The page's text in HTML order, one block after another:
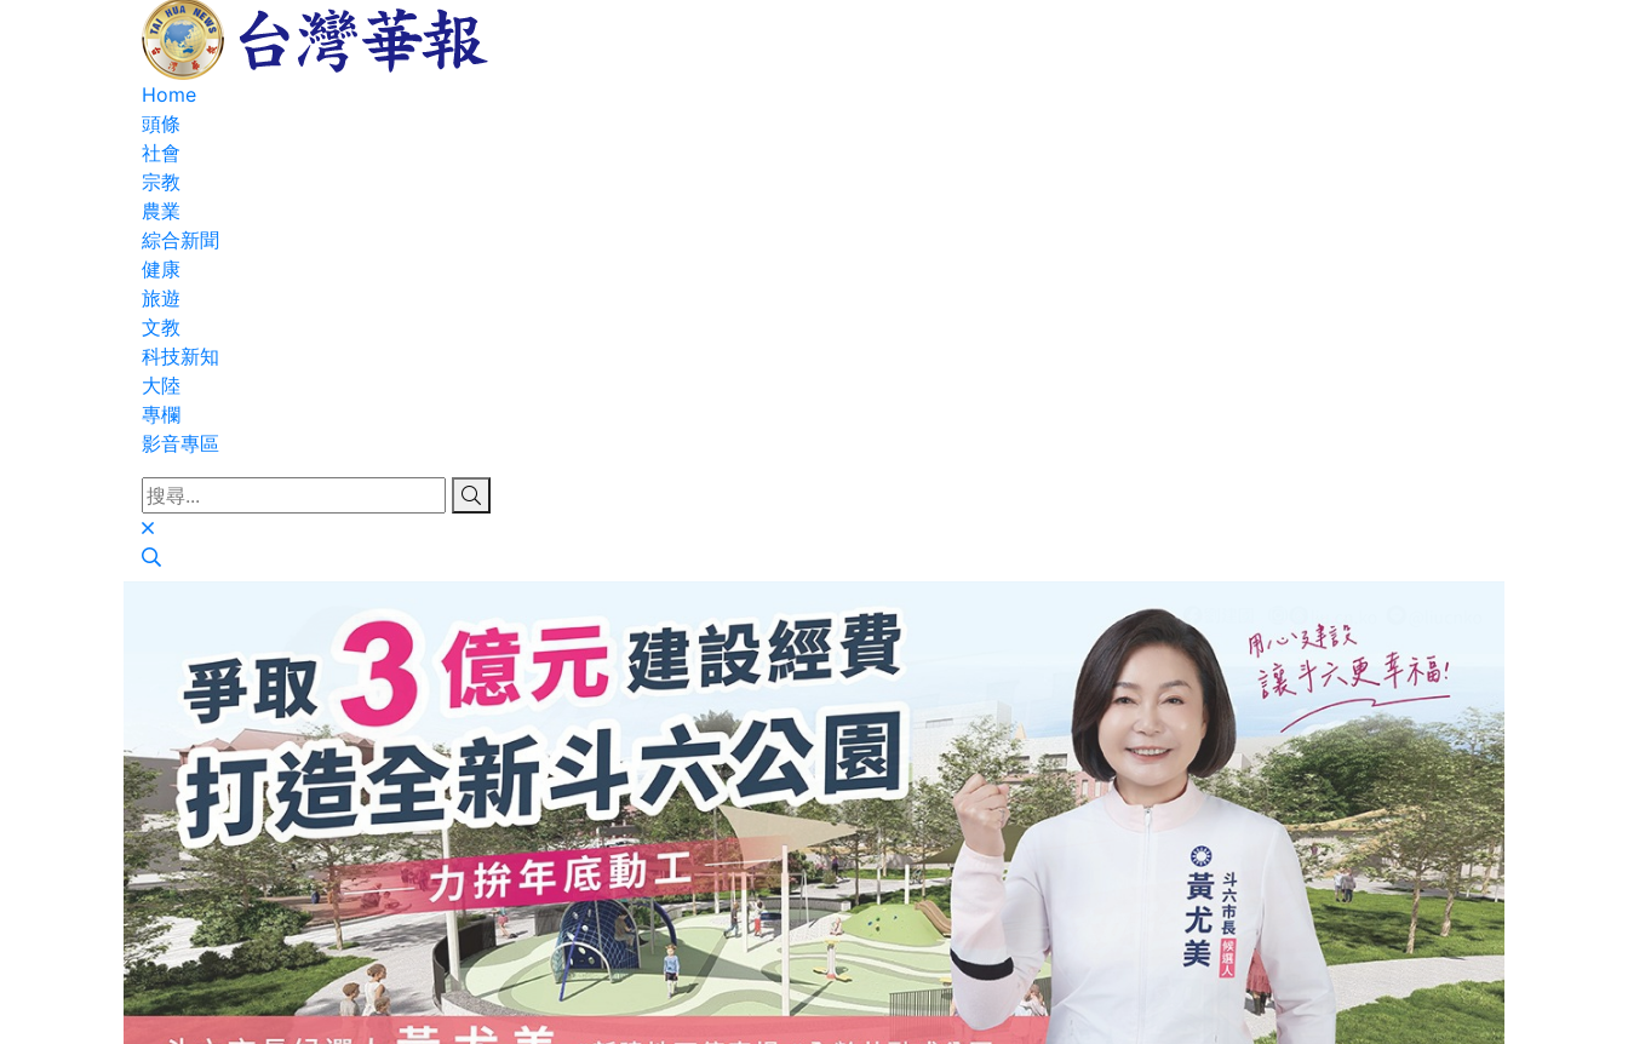
Home
頭條
社會
宗教
農業
綜合新聞
健康
旅遊
文教
科技新知
大陸
專欄
影音專區